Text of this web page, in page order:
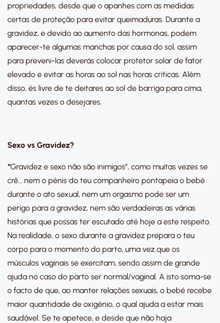
propriedades, desde que o apanhes com as medidas
certas de proteção para evitar queimaduras. Durante a
gravidez, e devido ao aumento das hormonas, podem
aparecer-te algumas manchas por causa do sol, assim
para preveni-las deverás colocar protetor solar de fator
elevado e evitar as horas ao sol nas horas críticas. Além
disso, és livre de te deitares ao sol de barriga para cima,
quantas vezes o desejares.
Sexo vs Gravidez?
“Gravidez e sexo não são inimigos”, como muitas vezes se
crê… nem o pénis do teu companheiro pontapeia o bebé
durante o ato sexual, nem um orgasmo pode ser um
perigo para a gravidez, nem são verdadeiras as várias
histórias que possas ter escutado até hoje a este respeito.
Na realidade, o sexo durante a gravidez prepara o teu
corpo para o momento do parto, uma vez que os
músculos vaginais se exercitam, sendo assim de grande
ajuda no caso do parto ser normal/vaginal. A isto soma-se
o facto de que, ao manter relações sexuais, o bebé recebe
maior quantidade de oxigénio, o qual ajuda a estar mais
saudável. Se te apetece, e desde que não haja